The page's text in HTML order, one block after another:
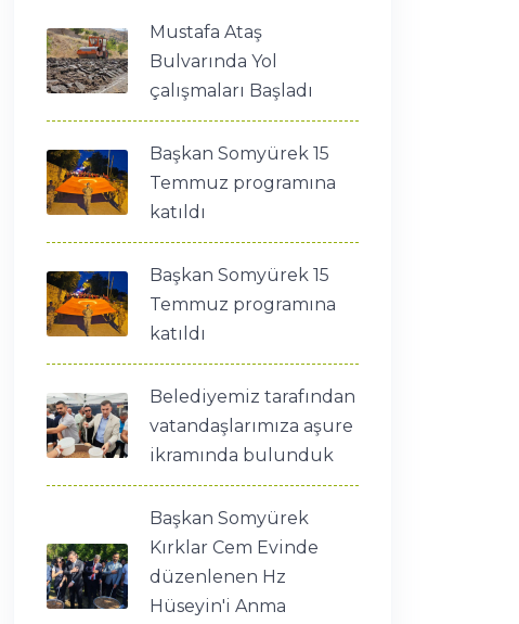
Mustafa Ataş
Bulvarında Yol
çalışmaları Başladı
Başkan Somyürek 15
Temmuz programına
katıldı
Başkan Somyürek 15
Temmuz programına
katıldı
Belediyemiz tarafından
vatandaşlarımıza aşure
ikramında bulunduk
Başkan Somyürek
Kırklar Cem Evinde
düzenlenen Hz
Hüseyin'i Anma